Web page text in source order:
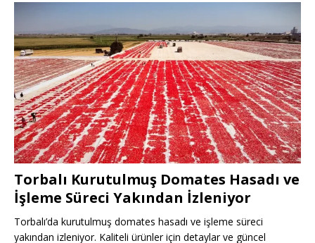
Torbalı Kurutulmuş Domates Hasadı ve
İşleme Süreci Yakından İzleniyor
Torbalı’da kurutulmuş domates hasadı ve işleme süreci
yakından izleniyor. Kaliteli ürünler için detaylar ve güncel